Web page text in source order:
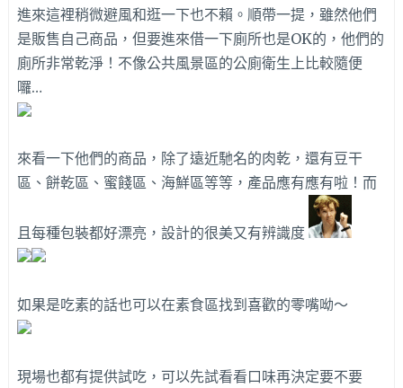
進來這裡稍微避風和逛一下也不賴。順帶一提，雖然他們
是販售自己商品，但要進來借一下廁所也是OK的，他們的
廁所非常乾淨！不像公共風景區的公廁衛生上比較隨便
囉…
來看一下他們的商品，除了遠近馳名的肉乾，還有豆干
區、餅乾區、蜜餞區、海鮮區等等，產品應有應有啦！而
且每種包裝都好漂亮，設計的很美又有辨識度
如果是吃素的話也可以在素食區找到喜歡的零嘴呦～
現場也都有提供試吃，可以先試看看口味再決定要不要